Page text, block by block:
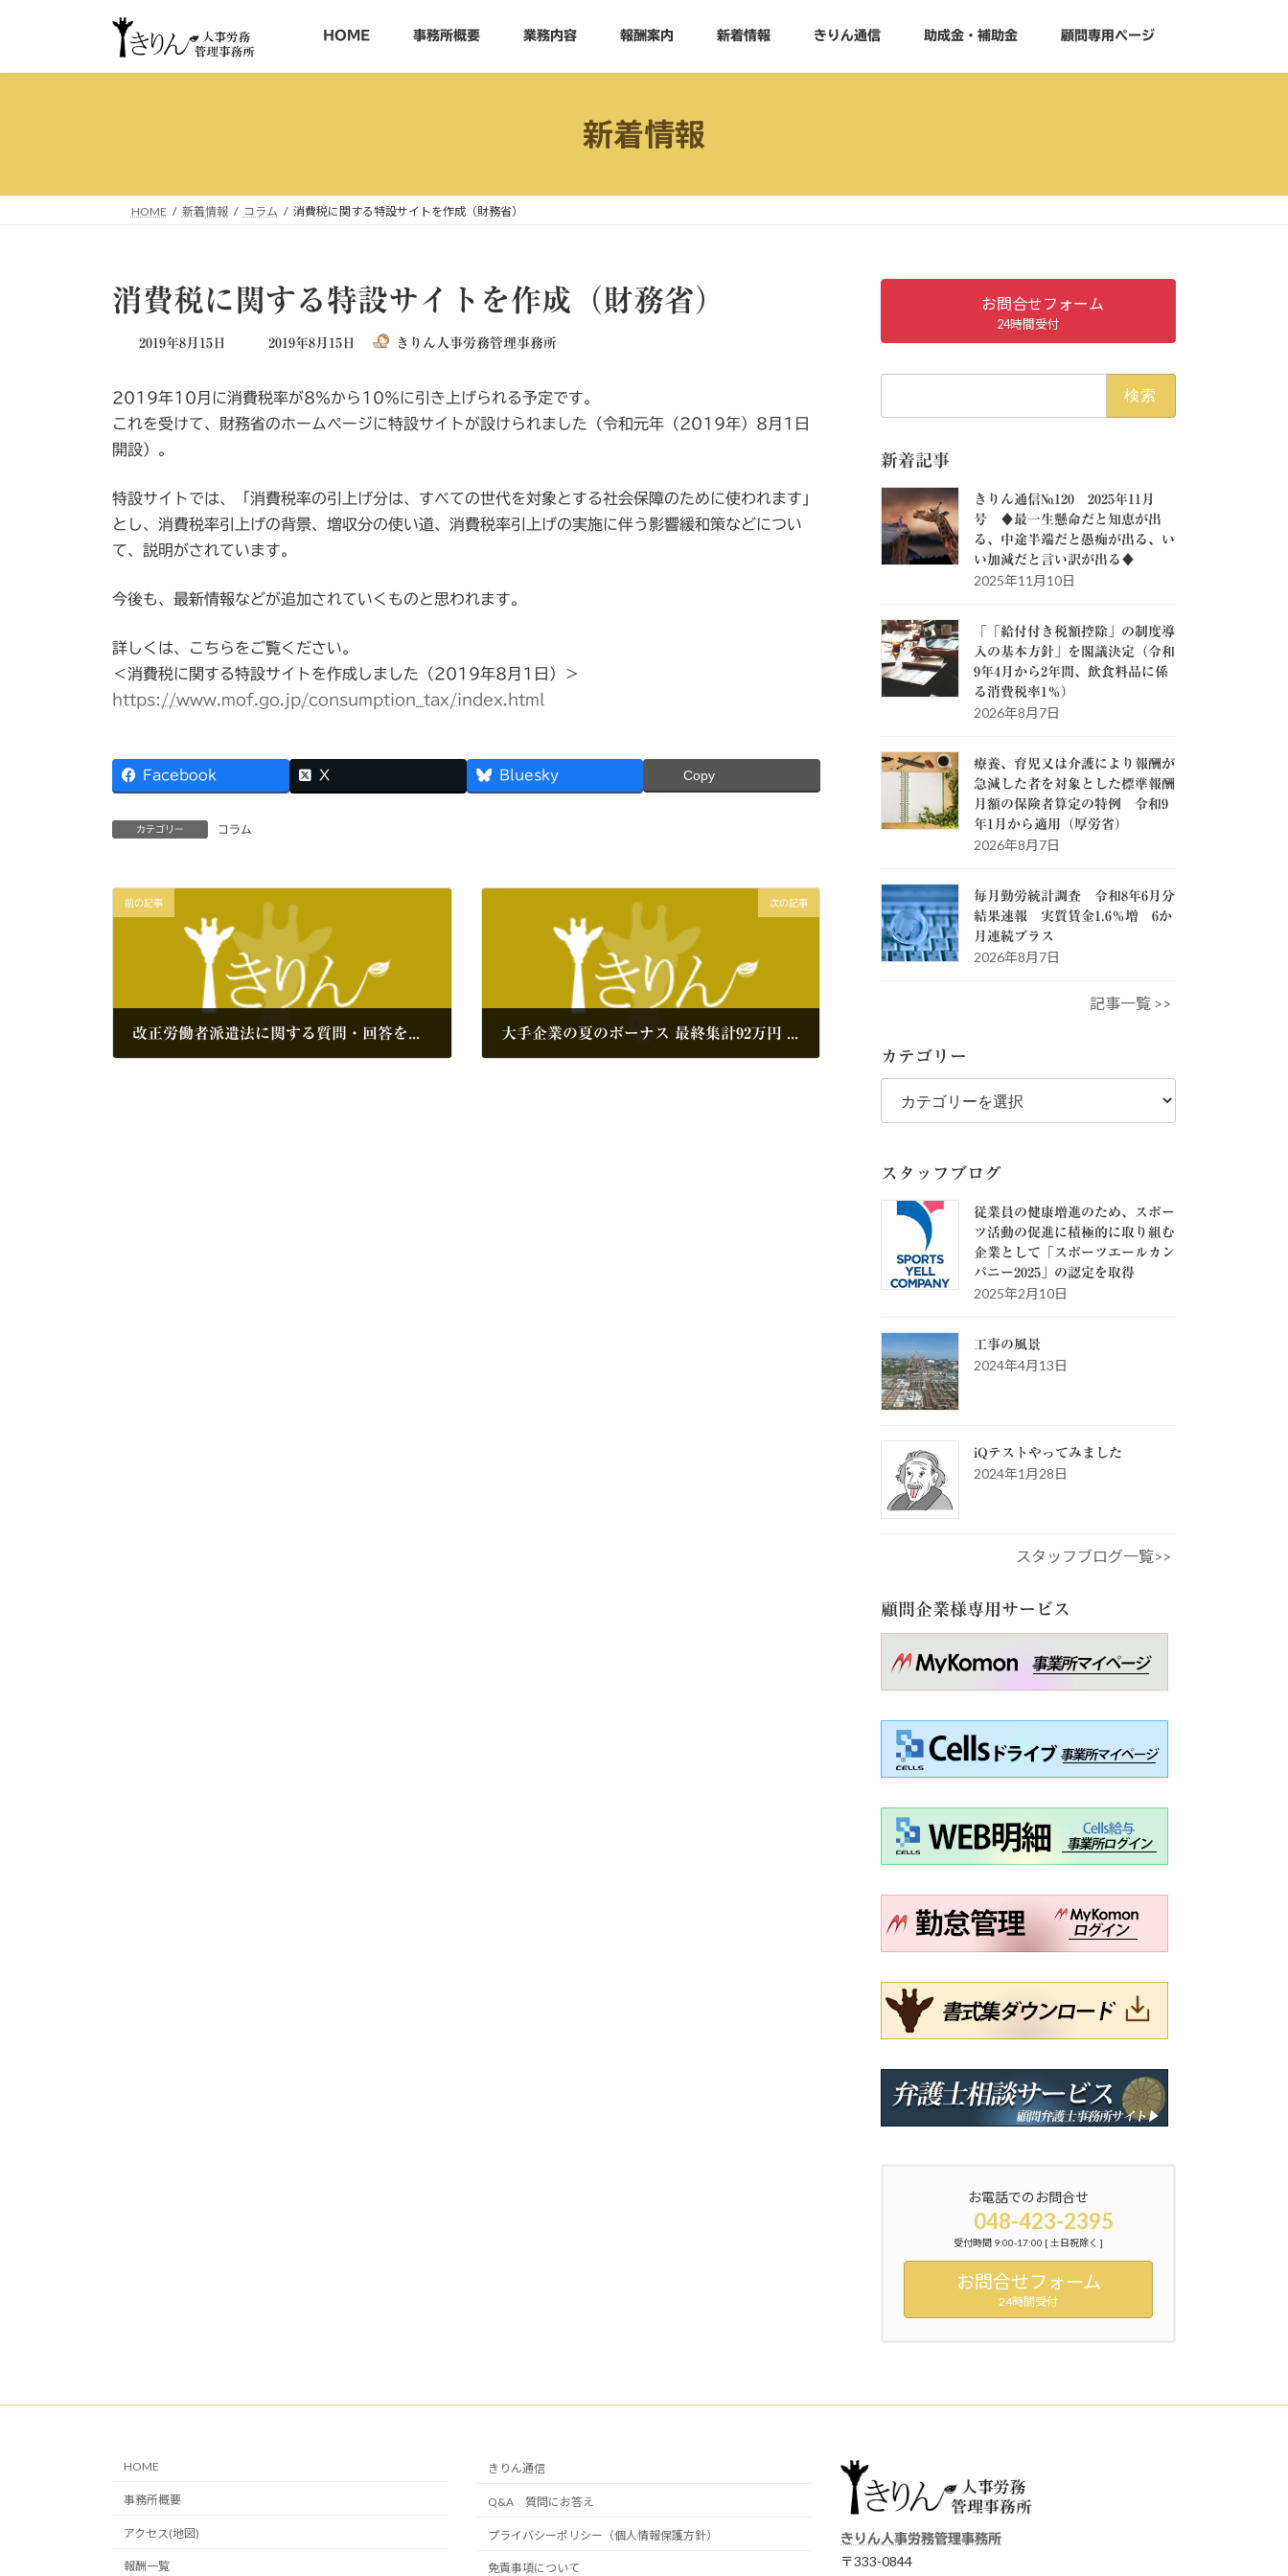
ッ
移
HOME 事務所概要 業務内容 報酬案内 新着情報 きりん通信 助成金・補助金 顧問専用ページ
新着情報
HOME 新着情報 コラム 消費税に関する特設サイトを作成（財務省）
消費税に関する特設サイトを作成（財務省）
2019年8月15日
最
新
日
2019年8月15日 きりん人事労務管理事務所
2019年10月に消費税率が8％から10％に引き上げられる予定です。
これを受けて、財務省のホームページに特設サイトが設けられました（令和元年（2019年）8月1日
開設）。
特設サイトでは、「消費税率の引上げ分は、すべての世代を対象とする社会保障のために使われます」
とし、消費税率引上げの背景、増収分の使い道、消費税率引上げの実施に伴う影響緩和策などについ
て、説明がされています。
今後も、最新情報などが追加されていくものと思われます。
詳しくは、こちらをご覧ください。
＜消費税に関する特設サイトを作成しました（2019年8月1日）＞
https://www.mof.go.jp/consumption_tax/index.html
Facebook X Bluesky Copy
カテゴリー コラム
前の記事 次の記事
お問合せフォーム
24時間受付
新着記事
きりん通信№120 2025年11月
号 ♦最一生懸命だと知恵が出
る、中途半端だと愚痴が出る、い
い加減だと言い訳が出る♦
2025年11月10日
「「給付付き税額控除」の制度導
入の基本方針」を閣議決定（令和
9年4月から2年間、飲食料品に係
る消費税率1％）
2026年8月7日
療養、育児又は介護により報酬が
急減した者を対象とした標準報酬
月額の保険者算定の特例 令和9
年1月から適用（厚労省）
2026年8月7日
毎月勤労統計調査 令和8年6月分
結果速報 実質賃金1.6％増 6か
月連続プラス
2026年8月7日
記事一覧 >>
カテゴリー
カ
ゴ
ー
スタッフブログ
従業員の健康増進のため、スポー
ツ活動の促進に積極的に取り組む
企業として「スポーツエールカン
パニー2025」の認定を取得
2025年2月10日
工事の風景
2024年4月13日
iQテストやってみました
2024年1月28日
スタッフブログ一覧>>
顧問企業様専用サービス
お電話でのお問合せ
048-423-2395
受付時間 9:00-17:00 [ 土日祝除く ]
お問合せフォーム
24時間受付
HOME
事務所概要
アクセス(地図)
報酬一覧
きりん通信
Q&A 質問にお答え
プライバシーポリシー（個人情報保護方針）
免責事項について
きりん人事労務管理事務所
〒333-0844